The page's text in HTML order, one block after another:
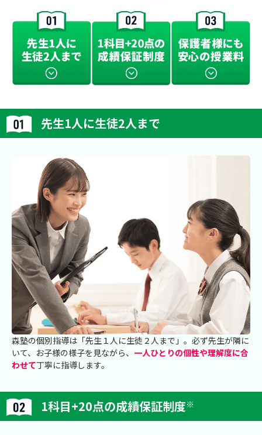
先生1人に生徒2人まで
森塾の個別指導は「先生１人に生徒２人まで」。必ず先生が隣に
いて、お子様の様子を見ながら、 一人ひとりの個性や理解度に合
わせて丁寧に指導します。
1科目+20点の成績保証制度※